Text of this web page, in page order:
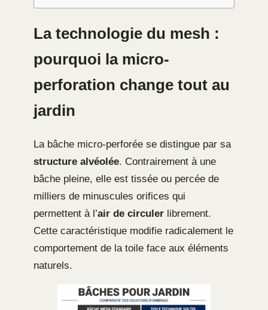
La technologie du mesh :
pourquoi la micro-
perforation change tout au
jardin
La bâche micro-perforée se distingue par sa
structure alvéolée. Contrairement à une
bâche pleine, elle est tissée ou percée de
milliers de minuscules orifices qui
permettent à l’air de circuler librement.
Cette caractéristique modifie radicalement le
comportement de la toile face aux éléments
naturels.